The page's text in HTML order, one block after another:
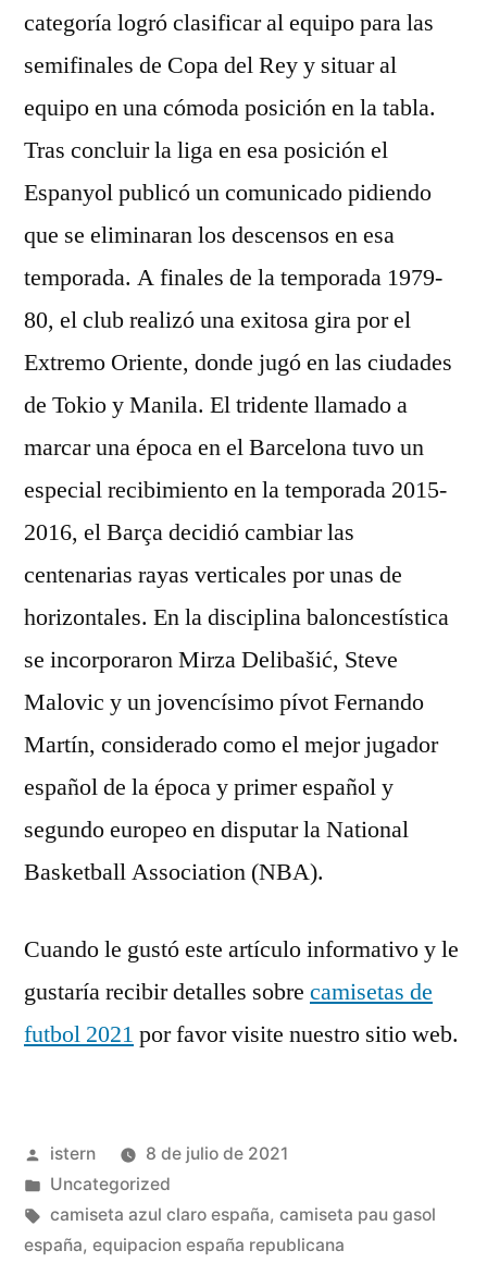
categoría logró clasificar al equipo para las
semifinales de Copa del Rey y situar al
equipo en una cómoda posición en la tabla.
Tras concluir la liga en esa posición el
Espanyol publicó un comunicado pidiendo
que se eliminaran los descensos en esa
temporada. A finales de la temporada 1979-
80, el club realizó una exitosa gira por el
Extremo Oriente, donde jugó en las ciudades
de Tokio y Manila. El tridente llamado a
marcar una época en el Barcelona tuvo un
especial recibimiento en la temporada 2015-
2016, el Barça decidió cambiar las
centenarias rayas verticales por unas de
horizontales. En la disciplina baloncestística
se incorporaron Mirza Delibašić, Steve
Malovic y un jovencísimo pívot Fernando
Martín, considerado como el mejor jugador
español de la época y primer español y
segundo europeo en disputar la National
Basketball Association (NBA).
Cuando le gustó este artículo informativo y le
gustaría recibir detalles sobre camisetas de
futbol 2021 por favor visite nuestro sitio web.
Publicado
por
istern
8 de julio de 2021
Publicado
en
Uncategorized
Etiquetas:
camiseta azul claro españa, camiseta pau gasol
españa, equipacion españa republicana